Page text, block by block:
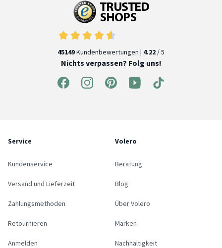
45149Kundenbewertungen | 4.22 / 5
Nichts verpassen? Folg uns!
Service
Kundenservice
Versand und Lieferzeit
Zahlungsmethoden
Retournieren
Anmelden
Volero
Beratung
Blog
Über Volero
Marken
Nachhaltigkeit